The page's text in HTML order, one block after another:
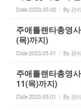
Date2023.05.02 By 관
주애틀랜타총영
(목)까지)
Date2023.05.01 By 관
주애틀랜타총영
11(목)까지)
Date2023.05.01 By 관